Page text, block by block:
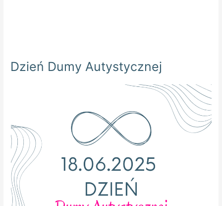
Dzień Dumy Autystycznej